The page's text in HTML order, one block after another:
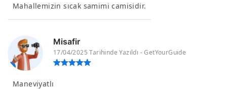
Mahallemizin sıcak samimi camisidir.
Misafir
17/04/2025 Tarihinde Yazıldı - GetYourGuide
Maneviyatlı